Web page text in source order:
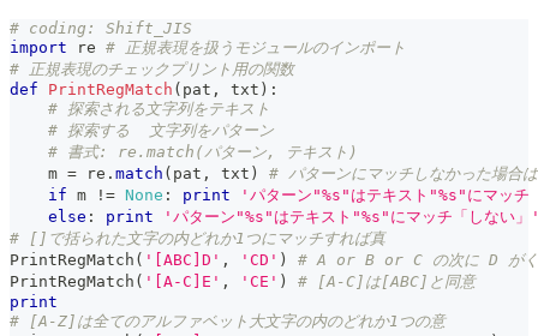
# coding: Shift_JIS
import re # 正規表現を扱うモジュールのインポート
# 正規表現のチェックプリント用の関数
def
PrintRegMatch ( pat , txt ) :
# 探索される文字列をテキスト
# 探索する  文字列をパターン
# 書式: re.match(パターン, テキスト)
    m
= re . match ( pat , txt )
# パターンにマッチしなかった場合
if m != None : print
'パターン"%s"はテキスト"%s"にマッチ
else : print
'パターン"%s"はテキスト"%s"にマッチ「しない
# []で括られた文字の内どれか1つにマッチすれば真
PrintRegMatch ( '[ABC]D' , 'CD' )
# A or B or C の次に D がく
PrintRegMatch ( '[A-C]E' , 'CE' )
# [A-C]は[ABC]と同意
print
# [A-Z]は全てのアルファベット大文字の内のどれか1つの意